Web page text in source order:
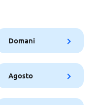
Domani
Agosto